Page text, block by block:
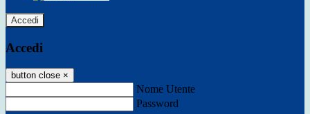
Accedi
Accedi
button close ×
Nome Utente
Password